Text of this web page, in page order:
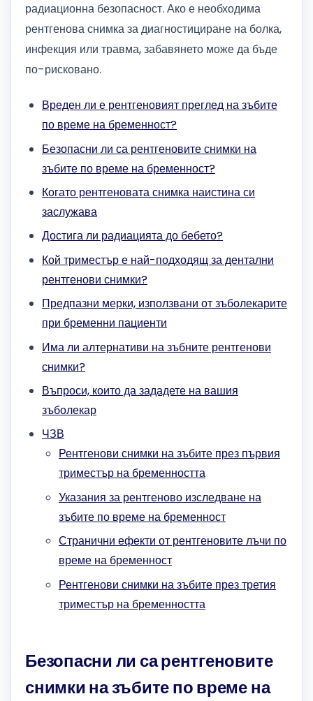
радиационна безопасност. Ако е необходима
рентгенова снимка за диагностициране на болка,
инфекция или травма, забавянето може да бъде
по-рисковано.
Вреден ли е рентгеновият преглед на зъбите
по време на бременност?
Безопасни ли са рентгеновите снимки на
зъбите по време на бременност?
Когато рентгеновата снимка наистина си
заслужава
Достига ли радиацията до бебето?
Кой триместър е най-подходящ за дентални
рентгенови снимки?
Предпазни мерки, използвани от зъболекарите
при бременни пациенти
Има ли алтернативи на зъбните рентгенови
снимки?
Въпроси, които да зададете на вашия
зъболекар
ЧЗВ
Рентгенови снимки на зъбите през първия
триместър на бременността
Указания за рентгеново изследване на
зъбите по време на бременност
Странични ефекти от рентгеновите лъчи по
време на бременност
Рентгенови снимки на зъбите през третия
триместър на бременността
Безопасни ли са рентгеновите
снимки на зъбите по време на